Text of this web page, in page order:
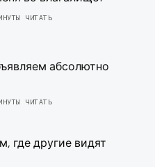
ЧИТАТЬ
абсолютно
ЧИТАТЬ
где другие видят